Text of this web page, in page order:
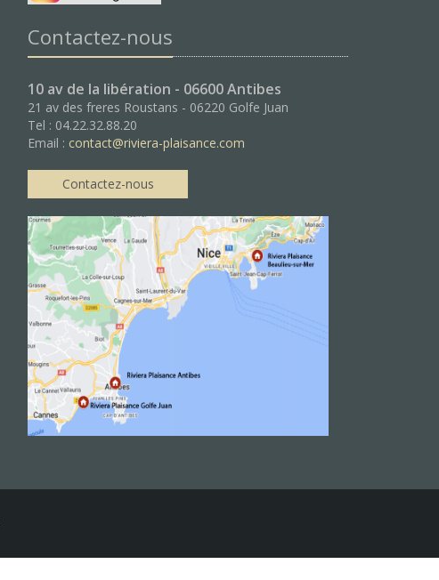
Contactez-nous
10 av de la libération - 06600 Antibes
21 av des freres Roustans - 06220 Golfe Juan
Tel : 04.22.32.88.20
Email : contact@riviera-plaisance.com
Contactez-nous